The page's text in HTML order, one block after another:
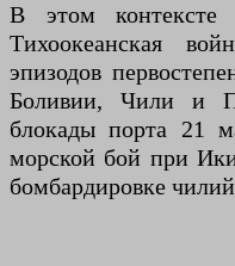
В этом контексте
Тихоокеанская
эпизодов
Боливии, Чили и
блокады порта 21
морской бой при
бомбардировке